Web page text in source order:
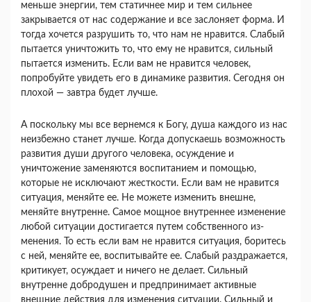
меньше энергии, тем статичнее мир и тем сильнее
закрывается от нас содержание и все за­слоняет форма. И
тогда хочется разрушить то, что нам не нравится. Слабый
пытается уничтожить то, что ему не нравится, сильный
пытается изменить. Если вам не нравится человек,
попробуйте уви­деть его в динамике развития. Сегодня он
пло­хой — завтра будет лучше.
А поскольку мы все вернемся к Богу, душа каждого из нас
неизбежно станет лучше. Когда допускаешь возможность
развития души другого человека, осуждение и
уничтожение заменяются воспитанием и помощью,
которые не исключают жесткости. Если вам не нравится
ситуация, меняй­те ее. Не можете изменить внешне,
меняйте внут­ренне. Самое мощное внутреннее изменение
лю­бой ситуации достигается путем собственного из­
менения. То есть если вам не нравится ситуация, боритесь
с ней, меняйте ее, воспитывайте ее. Сла­бый раздражается,
критикует, осуждает и ничего не делает. Сильный
внутренне добродушен и предпринимает активные
внешние действия для изменения ситуации. Сильный и